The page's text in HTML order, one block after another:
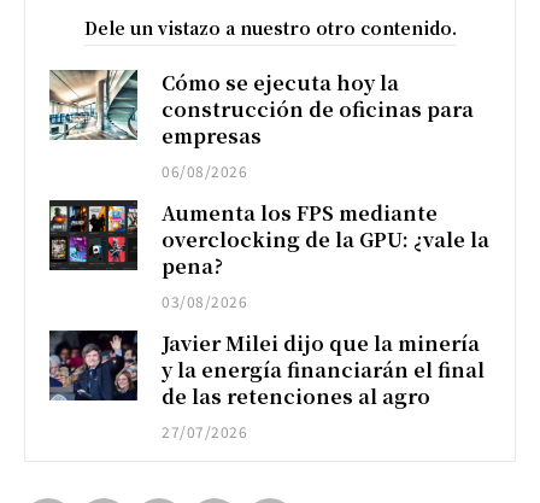
Dele un vistazo a nuestro otro contenido.
Cómo se ejecuta hoy la
construcción de oficinas para
empresas
06/08/2026
Aumenta los FPS mediante
overclocking de la GPU: ¿vale la
pena?
03/08/2026
Javier Milei dijo que la minería
y la energía financiarán el final
de las retenciones al agro
27/07/2026